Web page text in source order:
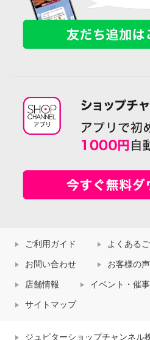
ご利用ガイド よくある
お問い合わせ お客様の
店舗情報 イベント・催
サイトマップ
ジュピターショップチャンネル